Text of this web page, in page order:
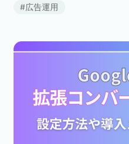
広告運用